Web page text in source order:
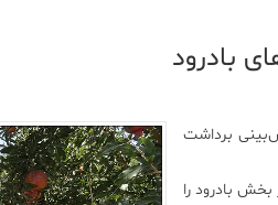
برداشت
بخش بادرود را